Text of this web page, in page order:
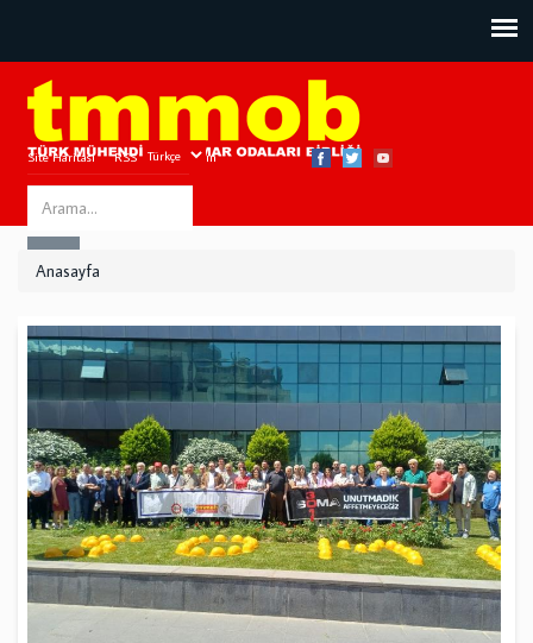
Site Haritası RSS Bize Ulaşın
Search
this
Anasayfa